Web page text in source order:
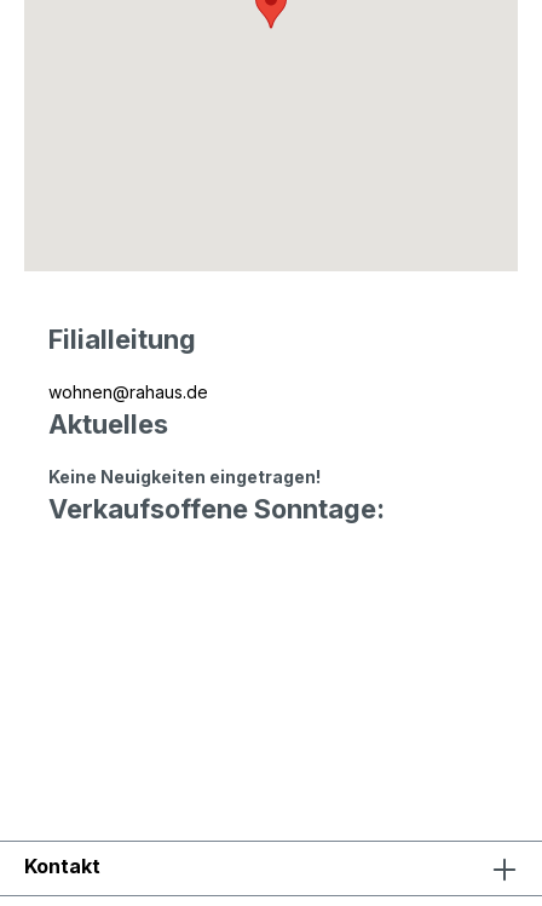
Filialleitung
wohnen@rahaus.de
Aktuelles
Keine Neuigkeiten eingetragen!
Verkaufsoffene Sonntage:
Kontakt